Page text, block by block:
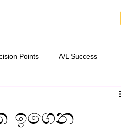
Points A/L Success
ඉගෙන